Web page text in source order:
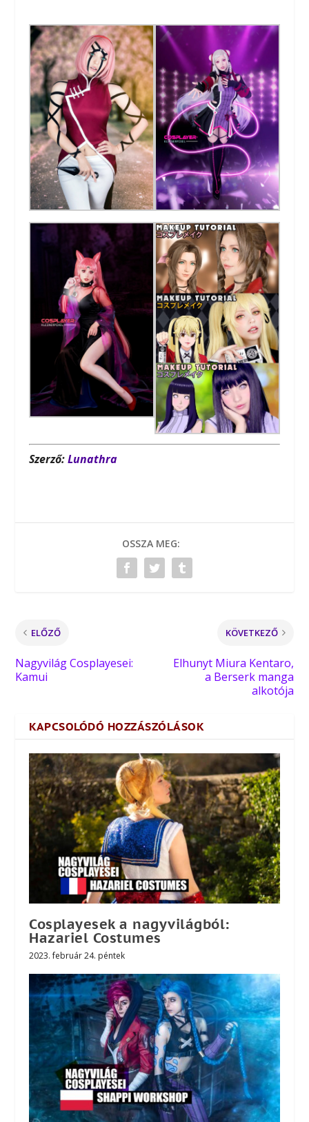
Szerző:Lunathra
OSSZA MEG:
ELŐZŐ
Nagyvilág Cosplayesei:
Kamui
KÖVETKEZŐ
Elhunyt Miura Kentaro,
a Berserk manga
alkotója
KAPCSOLÓDÓ HOZZÁSZÓLÁSOK
Cosplayesek a nagyvilágból:
Hazariel Costumes
2023. február 24. péntek